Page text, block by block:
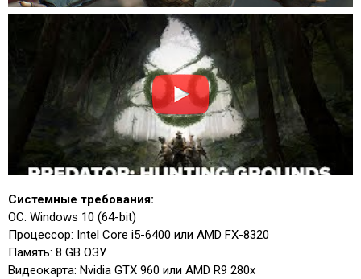
Системные требования:
ОС: Windows 10 (64-bit)
Процессор: Intel Core i5-6400 или AMD FX-8320
Память: 8 GB ОЗУ
Видеокарта: Nvidia GTX 960 или AMD R9 280x